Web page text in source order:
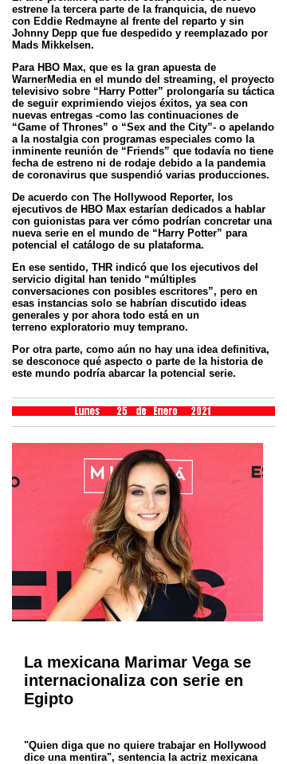
estrene la tercera parte de la franquicia, de nuevo
con Eddie Redmayne al frente del reparto y sin
Johnny Depp que fue despedido y reemplazado por
Mads Mikkelsen.
Para HBO Max, que es la gran apuesta de
WarnerMedia en el mundo del streaming, el proyecto
televisivo sobre “Harry Potter” prolongaría su táctica
de seguir exprimiendo viejos éxitos, ya sea con
nuevas entregas -como las continuaciones de
“Game of Thrones” o “Sex and the City”- o apelando
a la nostalgia con programas especiales como la
inminente reunión de “Friends” que todavía no tiene
fecha de estreno ni de rodaje debido a la pandemia
de coronavirus que suspendió varias producciones.
De acuerdo con The Hollywood Reporter, los
ejecutivos de HBO Max estarían dedicados a hablar
con guionistas para ver cómo podrían concretar una
nueva serie en el mundo de “Harry Potter” para
potencial el catálogo de su plataforma.
En ese sentido, THR indicó que los ejecutivos del
servicio digital han tenido “múltiples
conversaciones con posibles escritores”, pero en
esas instancias solo se habrían discutido ideas
generales y por ahora todo está en un
terreno exploratorio muy temprano.
Por otra parte, como aún no hay una idea definitiva,
se desconoce qué aspecto o parte de la historia de
este mundo podría abarcar la potencial serie.
La mexicana Marimar Vega se
internacionaliza con serie en
Egipto
"Quien diga que no quiere trabajar en Hollywood
dice una mentira", sentencia la actriz mexicana